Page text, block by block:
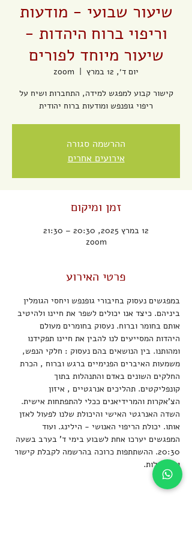
שיעור שבועי - מודעות
וריפוי ברוח היהדות -
שיעור מיוחד לפורים
יום ד׳, 12 במרץ
  |
zoom
קישור קבוע למפגש למידה, התחברות ושיח על
ריפוי גופנפש ומודעות ברוח יהודית
ההרשמה סגורה
אירועים אחרים
זמן ומיקום
12 במרץ 2025, 20:30 – 21:30
zoom
פרטי האירוע
במפגשים נעסוק בחיבורי גופנפש ויחסי הגומלין
ביניהם. כיצד אנו יכולים לשפר את חיינו ולהיטיב
אותם בחומר וברוח. נעסוק בחומרים מעולם
היהדות המסייעים לנו להבין את חיינו תפקידנו
ומהותנו. בין הנושאים בהם נעסוק : חלקי הנפש,
משמעות האיברים הפנימיים ברגש וברוח , הכרת
החלקים השונים באדם והתנהלות בתוך
קונפליקטים. תהליכים אנרגטיים , איזון
הצ'אקרות והמרידיאנים ככלי להתפתחות אישית.
השדה האנרגטי האישי והיכולת שלנו לפעול לאזן
אותו. יכולת הריפוי האנושי - הילינג. ועוד
המפגשים יערכו אחת לשבוע בימי ד' בערב בשעה
20:30. ההשתתפות כרוכה בהרשמה לקבלת קישור
וללא עלות.